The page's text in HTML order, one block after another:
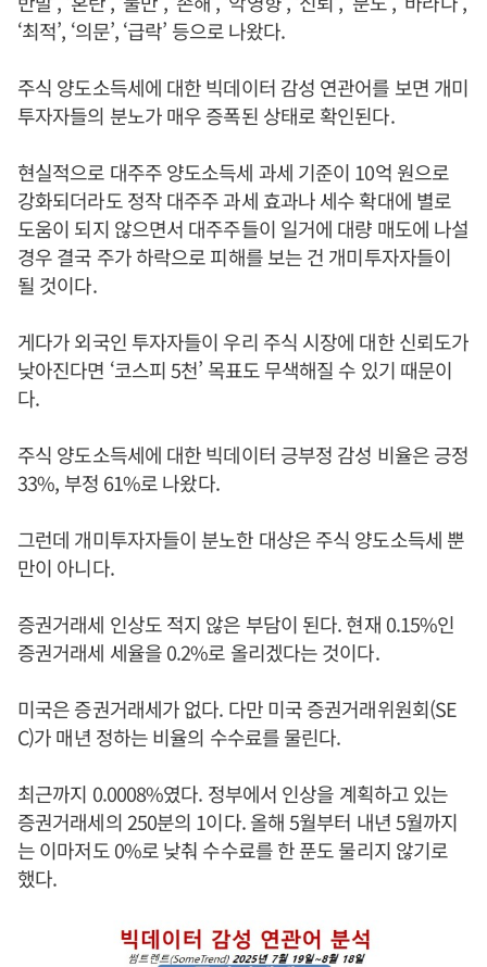
‘최적’, ‘의문’, ‘급락’ 등으로 나왔다.
주식 양도소득세에 대한 빅데이터 감성 연관어를 보면 개미
투자자들의 분노가 매우 증폭된 상태로 확인된다.
현실적으로 대주주 양도소득세 과세 기준이 10억 원으로
강화되더라도 정작 대주주 과세 효과나 세수 확대에 별로
도움이 되지 않으면서 대주주들이 일거에 대량 매도에 나설
경우 결국 주가 하락으로 피해를 보는 건 개미투자자들이
될 것이다.
게다가 외국인 투자자들이 우리 주식 시장에 대한 신뢰도가
낮아진다면 ‘코스피 5천’ 목표도 무색해질 수 있기 때문이
다.
주식 양도소득세에 대한 빅데이터 긍부정 감성 비율은 긍정
33%, 부정 61%로 나왔다.
그런데 개미투자자들이 분노한 대상은 주식 양도소득세 뿐
만이 아니다.
증권거래세 인상도 적지 않은 부담이 된다. 현재 0.15%인
증권거래세 세율을 0.2%로 올리겠다는 것이다.
미국은 증권거래세가 없다. 다만 미국 증권거래위원회(SE
C)가 매년 정하는 비율의 수수료를 물린다.
최근까지 0.0008%였다. 정부에서 인상을 계획하고 있는
증권거래세의 250분의 1이다. 올해 5월부터 내년 5월까지
는 이마저도 0%로 낮춰 수수료를 한 푼도 물리지 않기로
했다.